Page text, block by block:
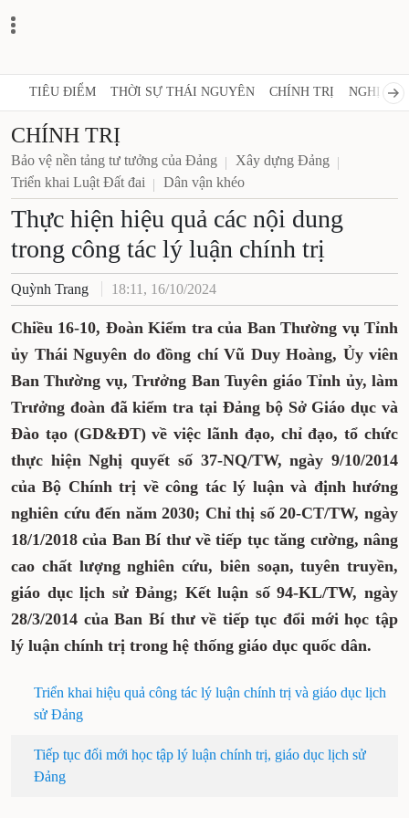
TIÊU ĐIỂM THỜI SỰ THÁI NGUYÊN CHÍNH TRỊ NGHỊ
CHÍNH TRỊ
Bảo vệ nền tảng tư tưởng của Đảng
Xây dựng Đảng
Triển khai Luật Đất đai
Dân vận khéo
Thực hiện hiệu quả các nội dung
trong công tác lý luận chính trị
Quỳnh Trang 18:11, 16/10/2024
Chiều 16-10, Đoàn Kiểm tra của Ban Thường vụ Tỉnh
ủy Thái Nguyên do đồng chí Vũ Duy Hoàng, Ủy viên
Ban Thường vụ, Trưởng Ban Tuyên giáo Tỉnh ủy, làm
Trưởng đoàn đã kiểm tra tại Đảng bộ Sở Giáo dục và
Đào tạo (GD&ĐT) về việc lãnh đạo, chỉ đạo, tổ chức
thực hiện Nghị quyết số 37-NQ/TW, ngày 9/10/2014
của Bộ Chính trị về công tác lý luận và định hướng
nghiên cứu đến năm 2030; Chỉ thị số 20-CT/TW, ngày
18/1/2018 của Ban Bí thư về tiếp tục tăng cường, nâng
cao chất lượng nghiên cứu, biên soạn, tuyên truyền,
giáo dục lịch sử Đảng; Kết luận số 94-KL/TW, ngày
28/3/2014 của Ban Bí thư về tiếp tục đổi mới học tập
lý luận chính trị trong hệ thống giáo dục quốc dân.
Triển khai hiệu quả công tác lý luận chính trị và giáo dục lịch
sử Đảng
Tiếp tục đổi mới học tập lý luận chính trị, giáo dục lịch sử
Đảng